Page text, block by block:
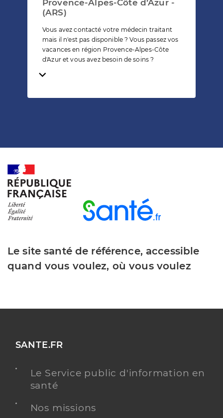
Provence-Alpes-Côte d’Azur -
(ARS)
Vous avez contacté votre médecin traitant
mais il n'est pas disponible ? Vous passez vos
vacances en région Provence-Alpes-Côte
d'Azur et vous avez besoin de soins ?
Temps de lecture
Le site santé de référence, accessible
quand vous voulez, où vous voulez
SANTE.FR
Le Service public d'information en
santé
Nos missions